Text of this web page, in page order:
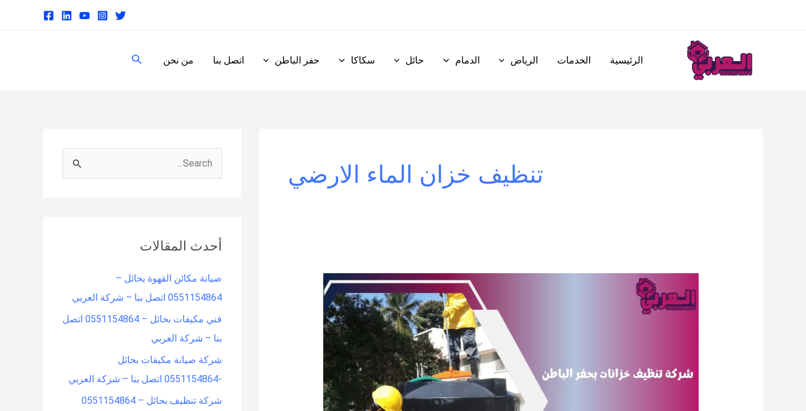
الرئيسية الخدمات الرياض الدمام حائل سكاكا حفر الباطن اتصل بنا من نحن البحث
تنظيف خزان الماء الارضي
تنظيف
خزانات
0551154864
c
f
o
r
:
أحدث المقالات
صيانة مكائن القهوة بحائل –
0551154864 اتصل بنا – شركة العربي
فني مكيفات بحائل – 0551154864 اتصل
بنا – شركة العربي
شركة صيانة مكيفات بحائل
-0551154864 اتصل بنا – شركة العربي
شركة تنظيف بحائل – 0551154864